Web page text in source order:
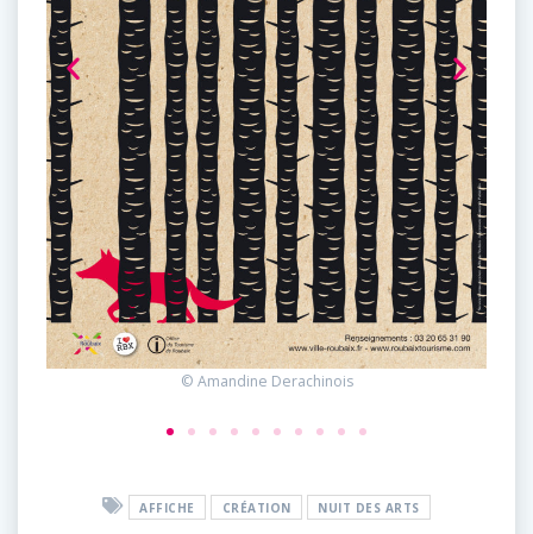
© Amandine Derachinois
AFFICHE CRÉATION NUIT DES ARTS